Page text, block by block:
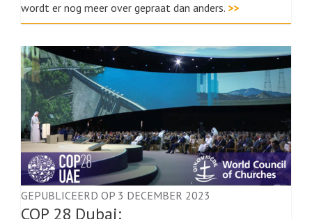
wordt er nog meer over gepraat dan anders. >>
GEPUBLICEERD OP 3 DECEMBER 2023
COP 28 Dubai: